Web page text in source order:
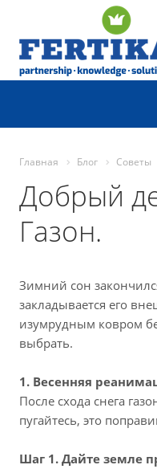
Главная Блог Советы
Добрый
Газон.
Зимний сон
закладывается его
изумрудным ковром
выбрать.
1. Весенняя
После схода снега
пугайтесь, это
Шаг 1. Дайте земле